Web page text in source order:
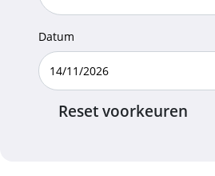
Datum
Reset voorkeuren